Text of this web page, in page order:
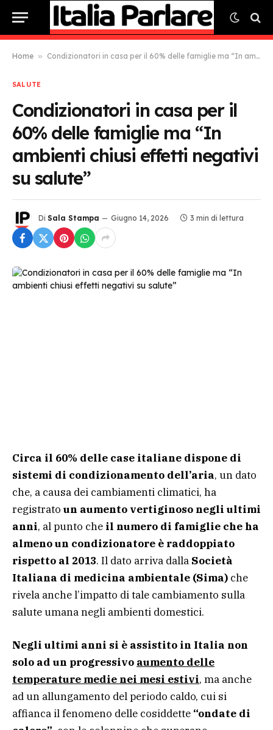
Home » Condizionatori in casa per il 60% delle famiglie ma “In ambienti chiusi effetti negativi su salute”
SALUTE
Condizionatori in casa per il
60% delle famiglie ma “In
ambienti chiusi effetti negativi
su salute”
Di Sala Stampa Giugno 14, 2026 3 min di lettura
Circa il 60% delle case italiane dispone di
sistemi di condizionamento dell’aria, un dato
che, a causa dei cambiamenti climatici, ha
registrato un aumento vertiginoso negli ultimi
anni, al punto che il numero di famiglie che ha
almeno un condizionatore è raddoppiato
rispetto al 2013. Il dato arriva dalla Società
Italiana di medicina ambientale (Sima) che
rivela anche l’impatto di tale cambiamento sulla
salute umana negli ambienti domestici.
Negli ultimi anni si è assistito in Italia non
solo ad un progressivo aumento delle
temperature medie nei mesi estivi, ma anche
ad un allungamento del periodo caldo, cui si
affianca il fenomeno delle cosiddette “ondate di